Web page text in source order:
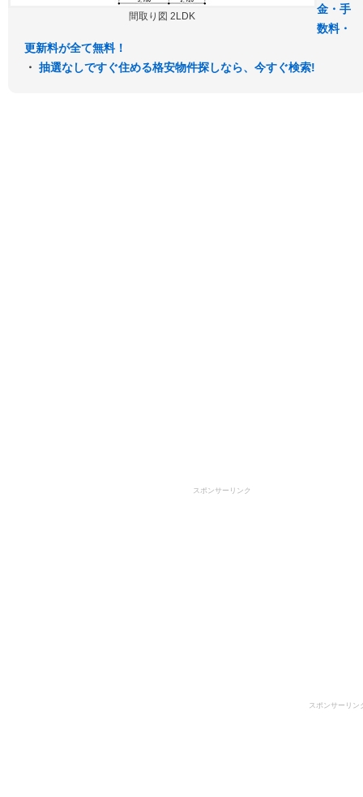
間取り図 2LDK
金・手
数料・
更新料が全て無料！
・ 抽選なしですぐ住める格安物件探しなら、今すぐ検索!
スポンサーリンク
スポンサーリン